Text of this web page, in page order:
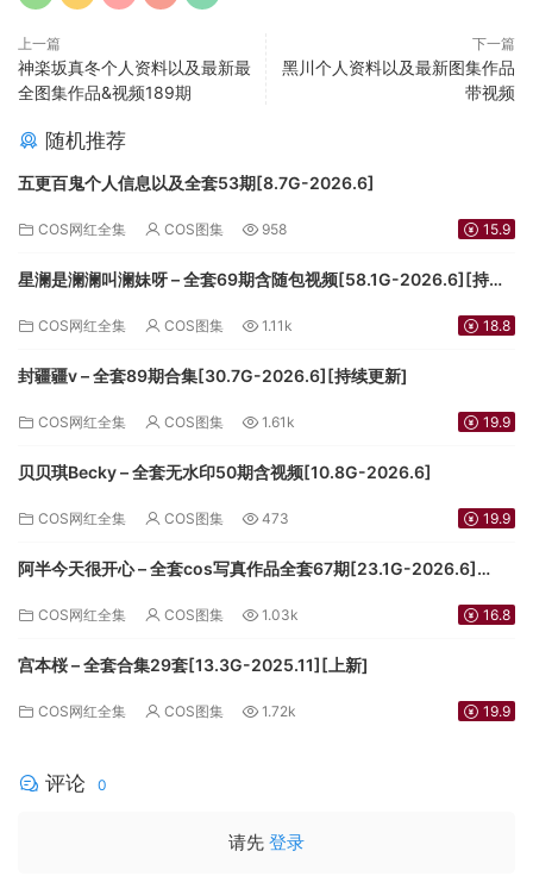
上一篇
神楽坂真冬个人资料以及最新最
全图集作品&视频189期
下一篇
黑川个人资料以及最新图集作品
带视频
随机推荐
五更百鬼个人信息以及全套53期[8.7G-2026.6]
COS网红全集 COS图集 958 15.9
星澜是澜澜叫澜妹呀 – 全套69期含随包视频[58.1G-2026.6][持续
COS网红全集 COS图集 1.11k 18.8
封疆疆v – 全套89期合集[30.7G-2026.6][持续更新]
COS网红全集 COS图集 1.61k 19.9
贝贝琪Becky – 全套无水印50期含视频[10.8G-2026.6]
COS网红全集 COS图集 473 19.9
阿半今天很开心 – 全套cos写真作品全套67期[23.1G-2026.6]
COS网红全集 COS图集 1.03k 16.8
宫本桜 – 全套合集29套[13.3G-2025.11][上新]
COS网红全集 COS图集 1.72k 19.9
评论 0
请先 登录